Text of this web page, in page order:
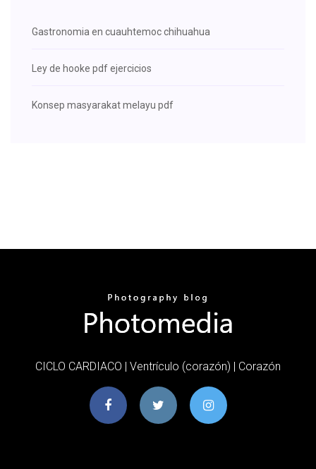
Gastronomia en cuauhtemoc chihuahua
Ley de hooke pdf ejercicios
Konsep masyarakat melayu pdf
CICLO CARDIACO | Ventrículo (corazón) | Corazón